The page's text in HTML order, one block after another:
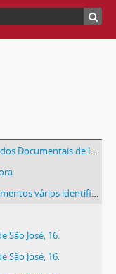
de Instituições do Sul
identificado com o número 16.
São José, 16.
São José, 16.